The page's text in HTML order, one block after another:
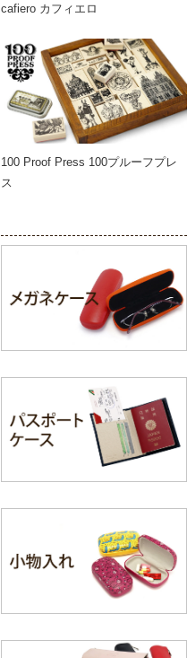
cafiero カフィエロ
100 Proof Press 100プルーフプレ
ス